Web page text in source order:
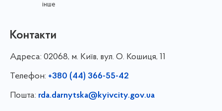
інше
Контакти
Адреса: 02068, м. Київ, вул. О. Кошиця, 11
Телефон: +380 (44) 366-55-42
Пошта: rda.darnytska@kyivcity.gov.ua